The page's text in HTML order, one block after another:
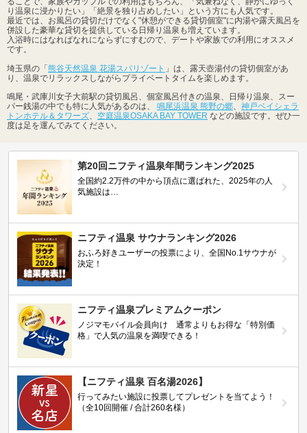
り温泉に浸かりたい」「絶景を独り占めしたい」という方にも人気です。
最近では、お風呂の貸切だけでなく"休憩ができる貸切個室"に内湯や露天風呂を
併設した豪華な貸切を提供している日帰り温泉も増えています。
入浴時にはなればなれにならずにすむので、デートや家族での利用にオススメ
です。
埼玉県の「 熊谷天然温泉 花湯スパリゾート 」は、露天壺湯付の貸切個室があ
り、温泉でリラックスしながらプライベートタイムを楽しめます。
鳴尾・武庫川女子大前駅の貸切風呂、個室風呂付きの温泉、日帰り温泉、スー
パー銭湯の中でも特に人気があるのは、 鳴尾浜温泉 熊野の郷、 神戸ベイシェラ
トンホテル＆タワーズ、 空庭温泉OSAKA BAY TOWER などの施設です。ぜひ一
度は足を運んでみてください。
第20回ニフティ温泉年間ランキング2025
全国約2.2万件の中から頂点に選ばれた、2025年の人
気施設は…
ニフティ温泉 サウナランキング2026
おふろ好きユーザーの投票により、全国No.1サウナが
決定！
ニフティ温泉プレミアムクーポン
ノジマモバイル会員向け 通常よりもお得な「特別価
格」で人気の温泉を満喫できる！
【ニフティ温泉 百名湯2026】
行ってみたい施設に投票してプレゼントを当てよう！
（全10回開催 / 合計260名様）